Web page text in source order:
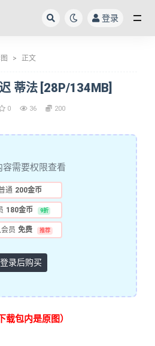
登录
正文
蒂法 [28P/134MB]
0 36 200
容需要权限查看
通 200金币
180金币 9折
员 免费 推荐
登录后购买
载包内是原图）